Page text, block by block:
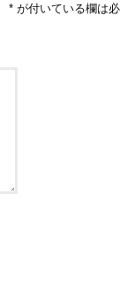
* が付いている欄は必